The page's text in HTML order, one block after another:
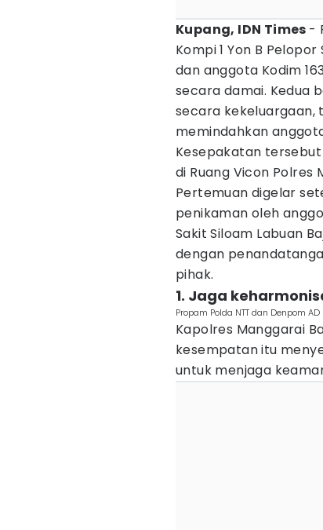
Kupang, IDN Times -
Kompi 1 Yon B
dan anggota Kodim
secara damai. Kedua
secara kekeluargaan,
memindahkan
Kesepakatan
di Ruang Vicon Polres
Pertemuan digelar
penikaman oleh
Sakit Siloam Labuan
dengan
pihak.
1. Jaga
Propam Polda NTT dan Denpom
Kapolres Manggarai
kesempatan itu
untuk menjaga